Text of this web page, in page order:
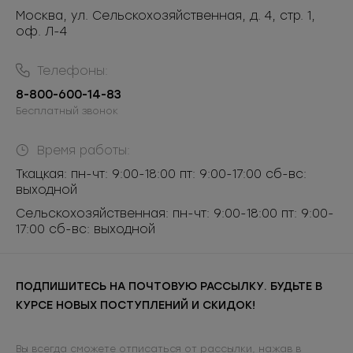
Москва, ул. Сельскохозяйственная, д. 4, стр. 1,
оф. Л-4
Телефоны:
8-800-600-14-83
Бесплатный звонок
Время работы:
Ткацкая: пн-чт: 9:00-18:00 пт: 9:00-17:00 сб-вс:
выходной
Сельскохозяйственная: пн-чт: 9:00-18:00 пт: 9:00-
17:00 сб-вс: выходной
ПОДПИШИТЕСЬ НА ПОЧТОВУЮ РАССЫЛКУ. БУДЬТЕ В
КУРСЕ НОВЫХ ПОСТУПЛЕНИЙ И СКИДОК!
Вы всегда сможете отписаться от рассылки, нажав в